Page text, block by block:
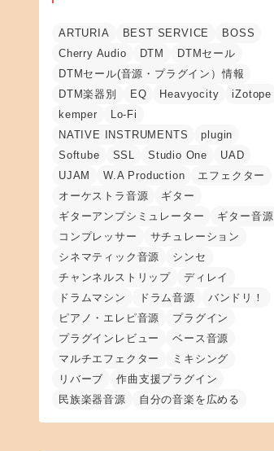
ARTURIA BEST SERVICE
BOSS
Cherry Audio
DTM
DTMセール
DTMセール(音源・プラグイン）情報
DTM楽器別
EQ Heavyocity
iZotope
kemper
Lo-Fi
NATIVE INSTRUMENTS
plugin
Softube
SSL Studio One
UAD
UJAM
W.A Production
エフェクター
オーケストラ音源
ギター
ギターアンプシミュレーター
ギター音源
コンプレッサー
サチュレーション
シネマティック音源
シンセ
チャンネルストリップ
ディレイ
ドラムマシン
ドラム音源
バンドリ！
ピアノ・エレピ音源
プラグイン
プラグインレビュー
ベース音源
マルチエフェクター
ミキシング
リバーブ
作曲支援プラグイン
民族楽器音源
自分の音楽を広める